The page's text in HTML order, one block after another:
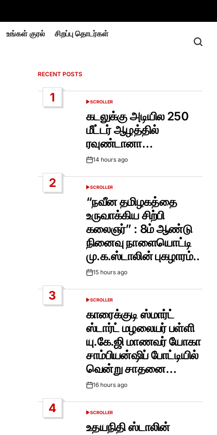
உங்கள் குரல் சிறப்பு தொடர்கள்
RECENT POSTS
1
POSTED
SCROLLER
கடலுக்கு அடியில 250
மீட்டர் ஆழத்தில்
ரவுண்டானா…
Post14 hours ago
2
POSTED
SCROLLER
“நவீன தமிழகத்தை
உருவாக்கிய சிற்பி
கலைஞர்” : 8ம் ஆண்டு
நினைவு நாளையொட்டி
மு.க.ஸ்டாலின் புகழாரம்..
Post15 hours ago
3
POSTED
SCROLLER
காரைக்குடி ஸ்மார்ட்
ஸ்டார்ட் மழலையர் பள்ளி
யு.கே.ஜி மாணவர் யோகா
சாம்பியன்ஷிப் போட்டியில்
வென்று சாதனை…
Post16 hours ago
4
POSTED
SCROLLER
உதயநிதி ஸ்டாலின்